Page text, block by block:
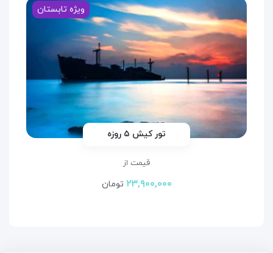
ویژه تابستان
تور کیش ۵ روزه
قیمت از
۲۳,۹۰۰,۰۰۰ تومان